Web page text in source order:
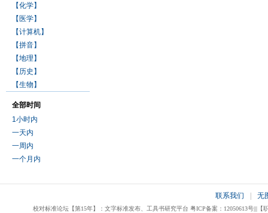
【化学】
【医学】
【计算机】
【拼音】
【地理】
【历史】
【生物】
全部时间
1小时内
一天内
一周内
一个月内
联系我们 无
校对标准论坛【第15年】：文字标准发布、工具书研究平台 粤ICP备案：12050613号|||【